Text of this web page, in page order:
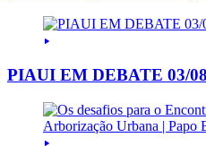
PIAUI EM DEBATE 03/08